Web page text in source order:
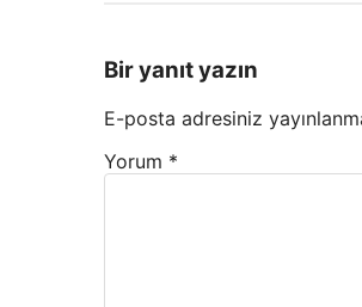
Bir yanıt yazın
E-posta adresiniz
Yorum *